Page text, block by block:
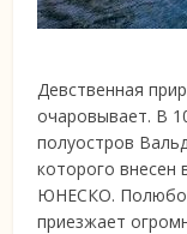
Девственная
очаровывает. В
полуостров
которого внесен
ЮНЕСКО.
приезжает